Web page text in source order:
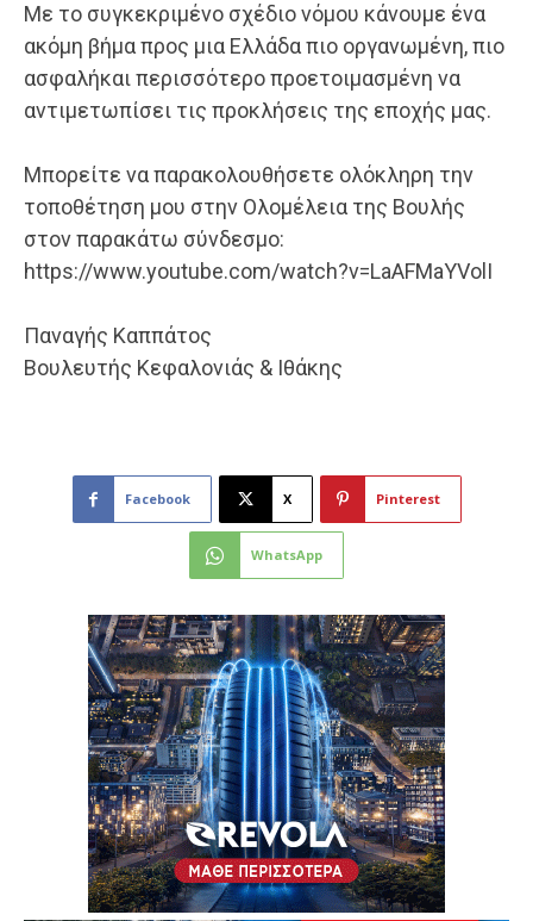
Με το συγκεκριμένο σχέδιο νόμου κάνουμε ένα
ακόμη βήμα προς μια Ελλάδα πιο οργανωμένη, πιο
ασφαλήκαι περισσότερο προετοιμασμένη να
αντιμετωπίσει τις προκλήσεις της εποχής μας.
Μπορείτε να παρακολουθήσετε ολόκληρη την
τοποθέτηση μου στην Ολομέλεια της Βουλής
στον παρακάτω σύνδεσμο:
https://www.youtube.com/watch?v=LaAFMaYVolI
Παναγής Καππάτος
Βουλευτής Κεφαλονιάς & Ιθάκης
Facebook X Pinterest
WhatsApp